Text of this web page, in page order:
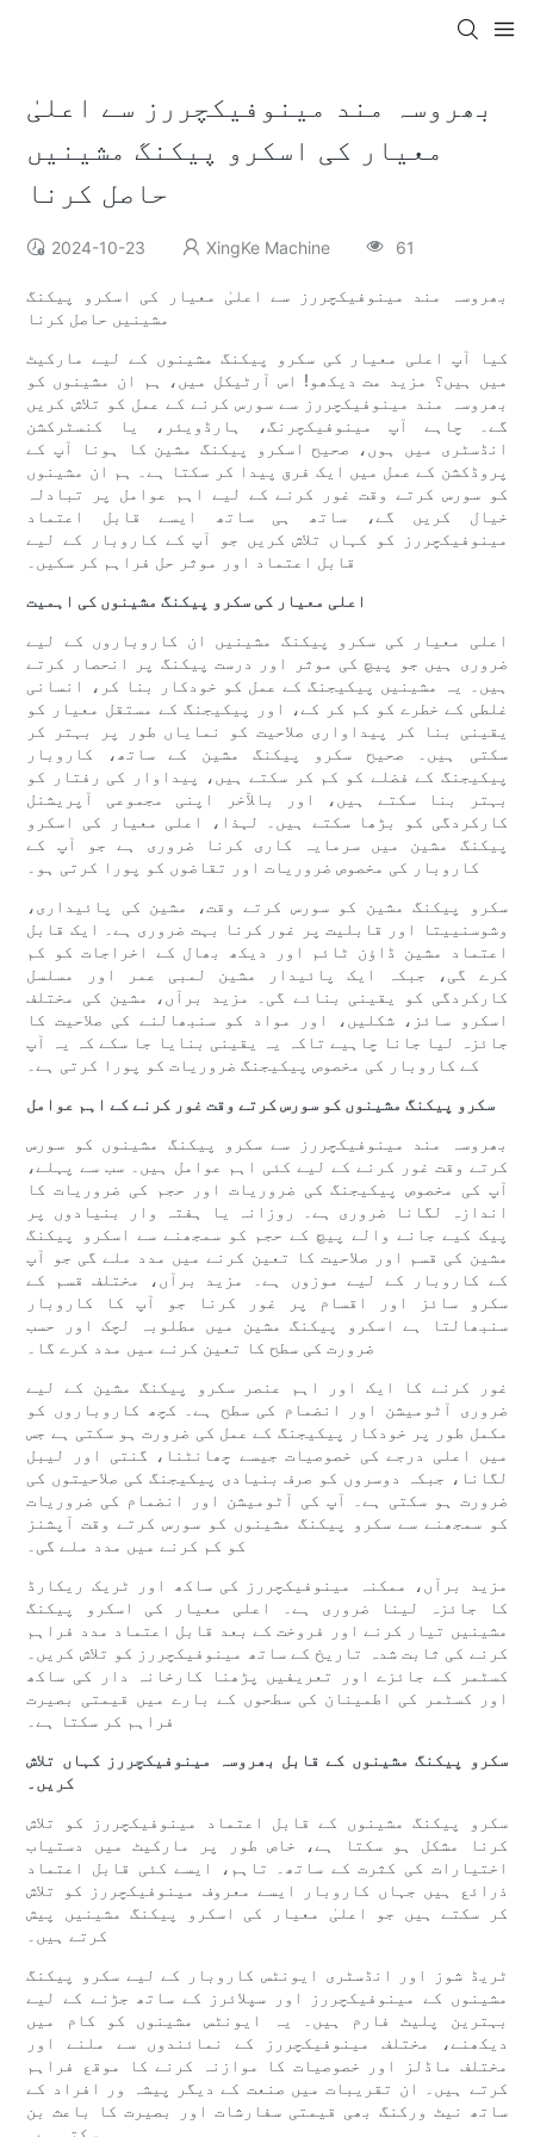
بھروسہ مند مینوفیکچررز سے اعلیٰ
معیار کی اسکرو پیکنگ مشینیں
حاصل کرنا
2024-10-23 XingKe Machine 61
بھروسہ مند مینوفیکچررز سے اعلیٰ معیار کی اسکرو پیکنگ
مشینیں حاصل کرنا
کیا آپ اعلی معیار کی سکرو پیکنگ مشینوں کے لیے مارکیٹ
میں ہیں؟ مزید مت دیکھو! اس آرٹیکل میں، ہم ان مشینوں کو
بھروسہ مند مینوفیکچررز سے سورس کرنے کے عمل کو تلاش کریں
گے۔ چاہے آپ مینوفیکچرنگ، ہارڈویئر، یا کنسٹرکشن
انڈسٹری میں ہوں، صحیح اسکرو پیکنگ مشین کا ہونا آپ کے
پروڈکشن کے عمل میں ایک فرق پیدا کر سکتا ہے۔ ہم ان مشینوں
کو سورس کرتے وقت غور کرنے کے لیے اہم عوامل پر تبادلہ
خیال کریں گے، ساتھ ہی ساتھ ایسے قابل اعتماد
مینوفیکچررز کو کہاں تلاش کریں جو آپ کے کاروبار کے لیے
قابل اعتماد اور موثر حل فراہم کر سکیں۔
اعلی معیار کی سکرو پیکنگ مشینوں کی اہمیت
اعلی معیار کی سکرو پیکنگ مشینیں ان کاروباروں کے لیے
ضروری ہیں جو پیچ کی موثر اور درست پیکنگ پر انحصار کرتے
ہیں۔ یہ مشینیں پیکیجنگ کے عمل کو خودکار بنا کر، انسانی
غلطی کے خطرے کو کم کر کے، اور پیکیجنگ کے مستقل معیار کو
یقینی بنا کر پیداواری صلاحیت کو نمایاں طور پر بہتر کر
سکتی ہیں۔ صحیح سکرو پیکنگ مشین کے ساتھ، کاروبار
پیکیجنگ کے فضلے کو کم کر سکتے ہیں، پیداوار کی رفتار کو
بہتر بنا سکتے ہیں، اور بالآخر اپنی مجموعی آپریشنل
کارکردگی کو بڑھا سکتے ہیں۔ لہذا، اعلی معیار کی اسکرو
پیکنگ مشین میں سرمایہ کاری کرنا ضروری ہے جو آپ کے
کاروبار کی مخصوص ضروریات اور تقاضوں کو پورا کرتی ہو۔
سکرو پیکنگ مشین کو سورس کرتے وقت، مشین کی پائیداری،
وشوسنییتا اور قابلیت پر غور کرنا بہت ضروری ہے۔ ایک قابل
اعتماد مشین ڈاؤن ٹائم اور دیکھ بھال کے اخراجات کو کم
کرے گی، جبکہ ایک پائیدار مشین لمبی عمر اور مسلسل
کارکردگی کو یقینی بنائے گی۔ مزید برآں، مشین کی مختلف
اسکرو سائز، شکلیں، اور مواد کو سنبھالنے کی صلاحیت کا
جائزہ لیا جانا چاہیے تاکہ یہ یقینی بنایا جا سکے کہ یہ آپ
کے کاروبار کی مخصوص پیکیجنگ ضروریات کو پورا کرتی ہے۔
سکرو پیکنگ مشینوں کو سورس کرتے وقت غور کرنے کے اہم عوامل
بھروسہ مند مینوفیکچررز سے سکرو پیکنگ مشینوں کو سورس
کرتے وقت غور کرنے کے لیے کئی اہم عوامل ہیں۔ سب سے پہلے،
آپ کی مخصوص پیکیجنگ کی ضروریات اور حجم کی ضروریات کا
اندازہ لگانا ضروری ہے۔ روزانہ یا ہفتہ وار بنیادوں پر
پیک کیے جانے والے پیچ کے حجم کو سمجھنے سے اسکرو پیکنگ
مشین کی قسم اور صلاحیت کا تعین کرنے میں مدد ملے گی جو آپ
کے کاروبار کے لیے موزوں ہے۔ مزید برآں، مختلف قسم کے
سکرو سائز اور اقسام پر غور کرنا جو آپ کا کاروبار
سنبھالتا ہے اسکرو پیکنگ مشین میں مطلوبہ لچک اور حسب
ضرورت کی سطح کا تعین کرنے میں مدد کرے گا۔
غور کرنے کا ایک اور اہم عنصر سکرو پیکنگ مشین کے لیے
ضروری آٹومیشن اور انضمام کی سطح ہے۔ کچھ کاروباروں کو
مکمل طور پر خودکار پیکیجنگ کے عمل کی ضرورت ہو سکتی ہے جس
میں اعلی درجے کی خصوصیات جیسے چھانٹنا، گنتی اور لیبل
لگانا، جبکہ دوسروں کو صرف بنیادی پیکیجنگ کی صلاحیتوں کی
ضرورت ہو سکتی ہے۔ آپ کی آٹومیشن اور انضمام کی ضروریات
کو سمجھنے سے سکرو پیکنگ مشینوں کو سورس کرتے وقت آپشنز
کو کم کرنے میں مدد ملے گی۔
مزید برآں، ممکنہ مینوفیکچررز کی ساکھ اور ٹریک ریکارڈ
کا جائزہ لینا ضروری ہے۔ اعلی معیار کی اسکرو پیکنگ
مشینیں تیار کرنے اور فروخت کے بعد قابل اعتماد مدد فراہم
کرنے کی ثابت شدہ تاریخ کے ساتھ مینوفیکچررز کو تلاش کریں۔
کسٹمر کے جائزے اور تعریفیں پڑھنا کارخانہ دار کی ساکھ
اور کسٹمر کی اطمینان کی سطحوں کے بارے میں قیمتی بصیرت
فراہم کر سکتا ہے۔
سکرو پیکنگ مشینوں کے قابل بھروسہ مینوفیکچررز کہاں تلاش
کریں۔
سکرو پیکنگ مشینوں کے قابل اعتماد مینوفیکچررز کو تلاش
کرنا مشکل ہو سکتا ہے، خاص طور پر مارکیٹ میں دستیاب
اختیارات کی کثرت کے ساتھ۔ تاہم، ایسے کئی قابل اعتماد
ذرائع ہیں جہاں کاروبار ایسے معروف مینوفیکچررز کو تلاش
کر سکتے ہیں جو اعلیٰ معیار کی اسکرو پیکنگ مشینیں پیش
کرتے ہیں۔
ٹریڈ شوز اور انڈسٹری ایونٹس کاروبار کے لیے سکرو پیکنگ
مشینوں کے مینوفیکچررز اور سپلائرز کے ساتھ جڑنے کے لیے
بہترین پلیٹ فارم ہیں۔ یہ ایونٹس مشینوں کو کام میں
دیکھنے، مختلف مینوفیکچررز کے نمائندوں سے ملنے اور
مختلف ماڈلز اور خصوصیات کا موازنہ کرنے کا موقع فراہم
کرتے ہیں۔ ان تقریبات میں صنعت کے دیگر پیشہ ور افراد کے
ساتھ نیٹ ورکنگ بھی قیمتی سفارشات اور بصیرت کا باعث بن